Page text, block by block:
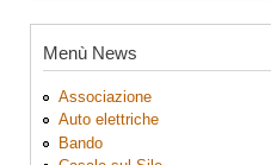
Menù News
Associazione
Auto elettriche
Bando